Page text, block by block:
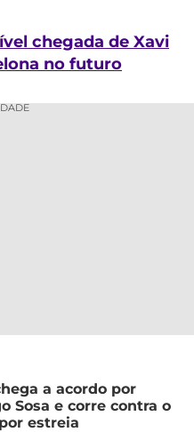
chegada de Xavi
no futuro
a acordo por
Sosa e corre contra o
estreia